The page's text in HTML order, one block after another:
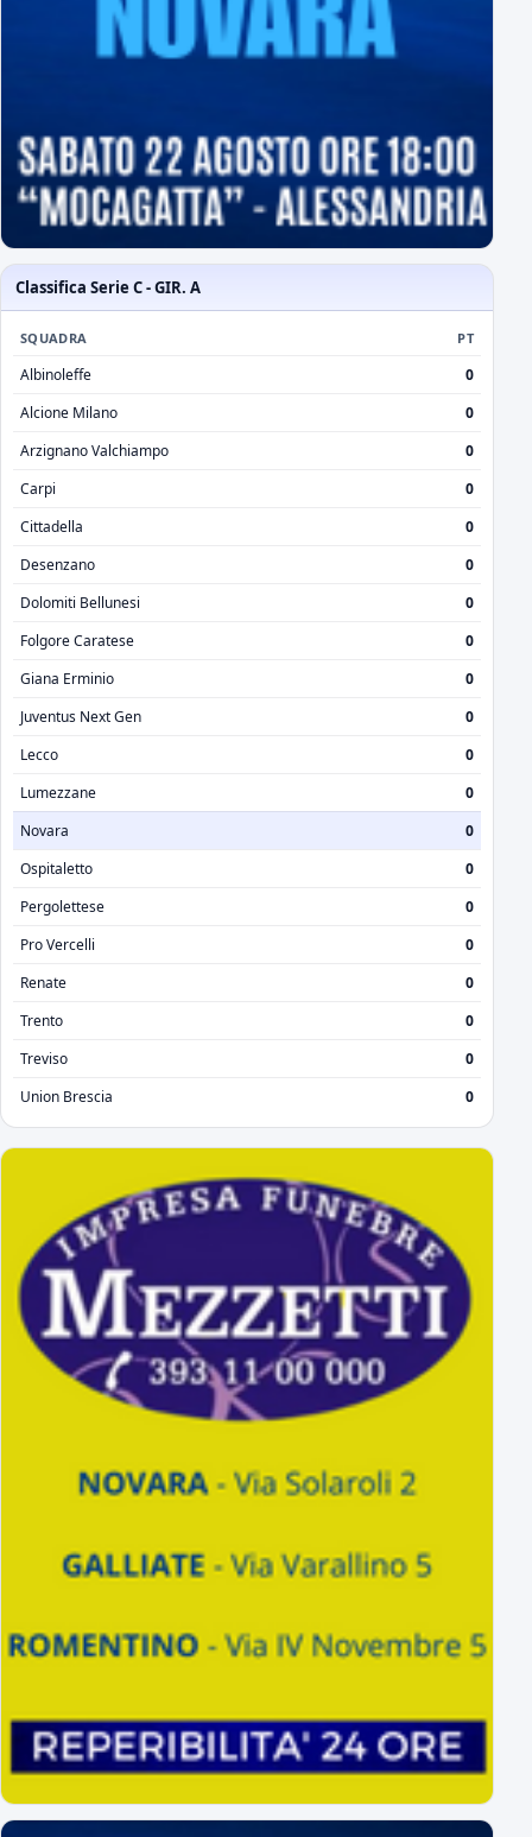
Classifica Serie C - GIR. A
SQUADRA PT
Albinoleffe
0
Alcione Milano
0
Arzignano Valchiampo
0
Carpi
0
Cittadella
0
Desenzano
0
Dolomiti Bellunesi
0
Folgore Caratese
0
Giana Erminio
0
Juventus Next Gen
0
Lecco
0
Lumezzane
0
Novara
0
Ospitaletto
0
Pergolettese
0
Pro Vercelli
0
Renate
0
Trento
0
Treviso
0
Union Brescia
0